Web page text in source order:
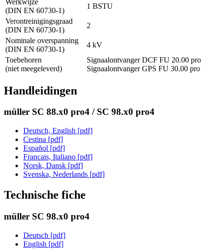
(DIN EN 60730-1)
1 BSTU
Verontreinigingsgraad
(DIN EN 60730-1)
2
Nominale overspanning
(DIN EN 60730-1)
4 kV
Toebehoren
(niet meegeleverd)
Signaalontvanger DCF FU 20.00 pro
Signaalontvanger GPS FU 30.00 pro
Handleidingen
müller SC 88.x0 pro4 / SC 98.x0 pro4
Deutsch, English [pdf]
Cestina [pdf]
Español [pdf]
Francais, Italiano [pdf]
Norsk, Dansk [pdf]
Svenska, Nederlands [pdf]
Technische fiche
müller SC 98.x0 pro4
Deutsch [pdf]
English [pdf]